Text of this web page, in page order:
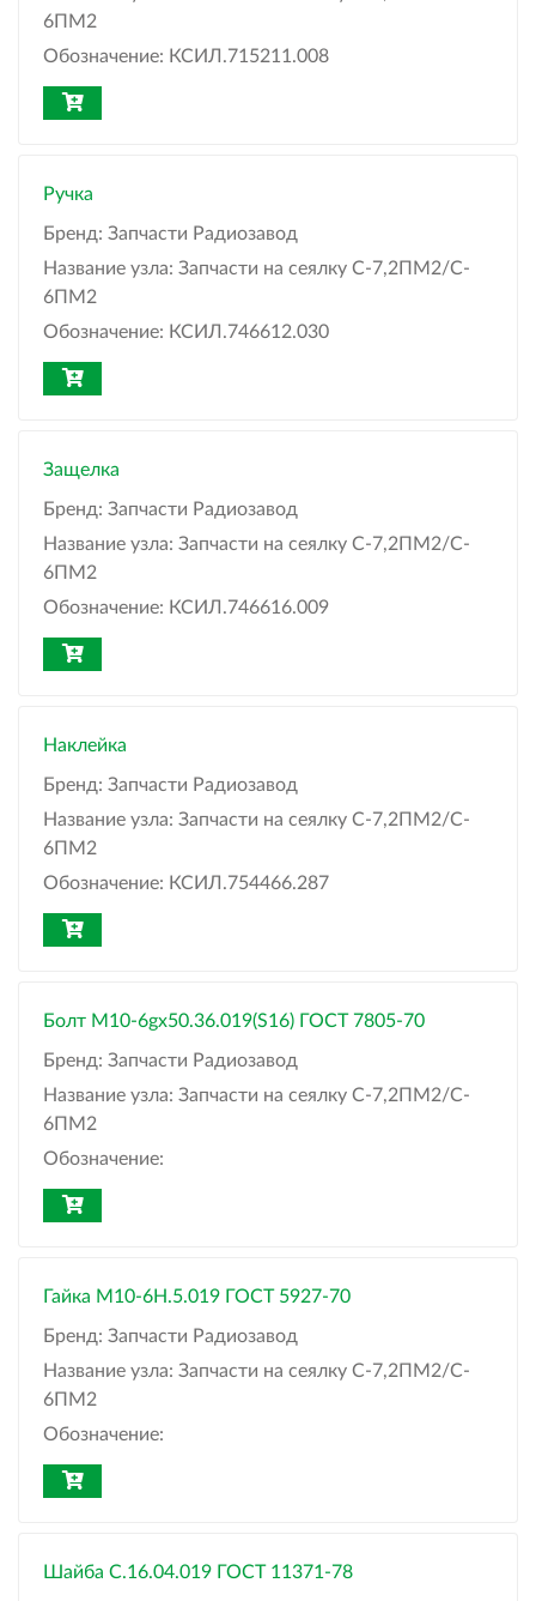
6ПМ2
Обозначение: КСИЛ.715211.008
Ручка
Бренд: Запчасти Радиозавод
Название узла: Запчасти на сеялку С-7,2ПМ2/C-
6ПМ2
Обозначение: КСИЛ.746612.030
Защелка
Бренд: Запчасти Радиозавод
Название узла: Запчасти на сеялку С-7,2ПМ2/C-
6ПМ2
Обозначение: КСИЛ.746616.009
Наклейка
Бренд: Запчасти Радиозавод
Название узла: Запчасти на сеялку С-7,2ПМ2/C-
6ПМ2
Обозначение: КСИЛ.754466.287
Болт М10-6gx50.36.019(S16) ГОСТ 7805-70
Бренд: Запчасти Радиозавод
Название узла: Запчасти на сеялку С-7,2ПМ2/C-
6ПМ2
Обозначение:
Гайка М10-6H.5.019 ГОСТ 5927-70
Бренд: Запчасти Радиозавод
Название узла: Запчасти на сеялку С-7,2ПМ2/C-
6ПМ2
Обозначение:
Шайба C.16.04.019 ГОСТ 11371-78